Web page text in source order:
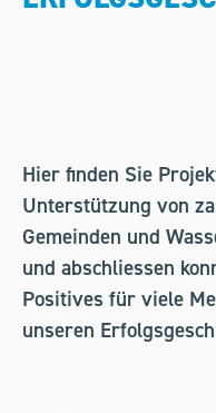
Hier finden Sie
Unterstützung von
Gemeinden und
und abschliessen
Positives für viele
unseren